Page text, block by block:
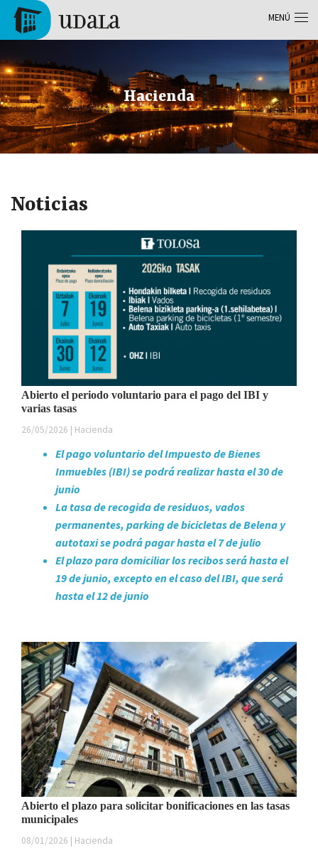
Pasar al contenido principal
Hacienda
Noticias
Abierto el periodo voluntario para el pago del IBI y
varias tasas
26/05/2026 | Hacienda
El pago voluntario del Impuesto de Bienes
Inmuebles (IBI) se podrá realizar hasta el 30 de
junio
La tasa de recogida de residuos, vados
permanentes, parking de bicicletas de Belena y
autotaxi se podrá pagar hasta el 7 de julio
El plazo para domiciliar los recibos será hasta el
19 de junio, excepto en el caso del IBI, que será
hasta el 12 de junio
Abierto el plazo para solicitar bonificaciones en las tasas
municipales
08/01/2026 | Hacienda
MENÚ